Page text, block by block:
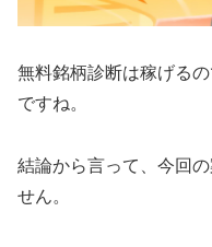
無料銘柄診断は稼げる
ですね。
結論から言って、 今回
せん。